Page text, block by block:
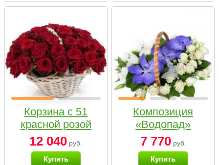
Корзина с 51
красной розой
12 040 руб.
Купить
Композиция
«Водопад»
7 770руб.
Купить